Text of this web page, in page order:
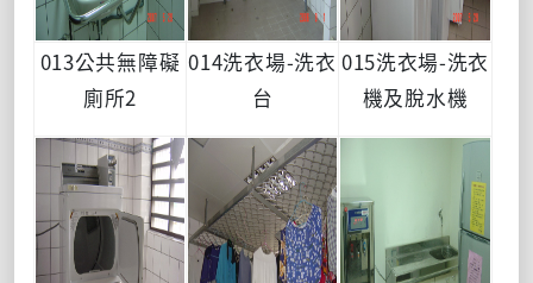
013公共無障礙
廁所2
014洗衣場-洗衣
台
015洗衣場-洗衣
機及脫水機